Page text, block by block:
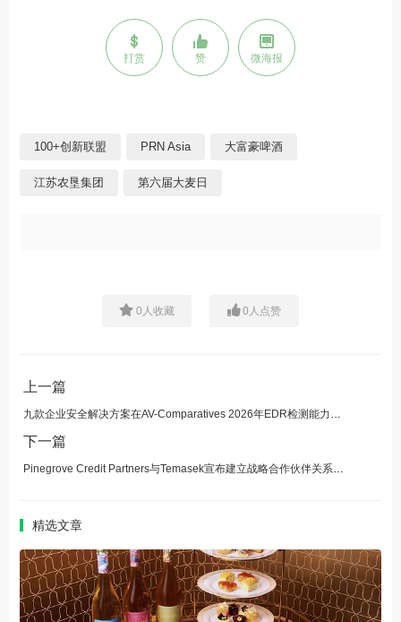
打赏 赞 微海报
100+创新联盟 PRN Asia 大富豪啤酒
江苏农垦集团 第六届大麦日
0 人收藏 0 人点赞
上一篇
九款企业安全解决方案在AV-Comparatives 2026年EDR检测能力验证测试中获得认证
下一篇
Pinegrove Credit Partners与Temasek宣布建立战略合作伙伴关系，借助风险债务为创新赋能
精选文章